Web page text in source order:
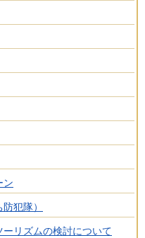
ン
犯隊）
リズムの検討について